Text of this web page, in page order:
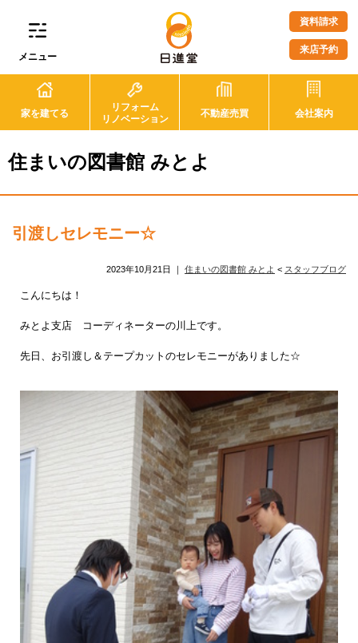
メニュー
資料請求
来店予約
家を建てる
リフォーム
リノベーション
不動産売買 会社案内
住まいの図書館 みとよ
引渡しセレモニー☆
2023年10月21日 ｜ 住まいの図書館 みとよ < スタッフブログ
こんにちは！
みとよ支店 コーディネーターの川上です。
先日、お引渡し＆テープカットのセレモニーがありました☆